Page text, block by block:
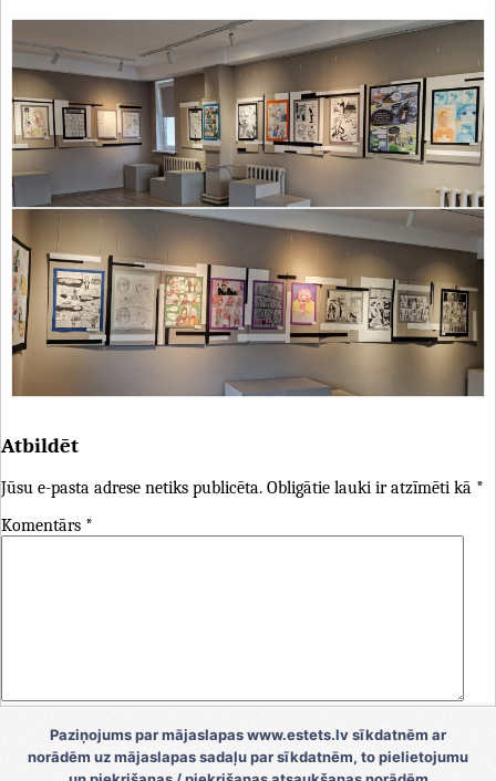
Atbildēt
Jūsu e-pasta adrese netiks publicēta. Obligātie lauki ir atzīmēti kā *
Komentārs *
*Paziņojums par mājaslapas www.estets.lv sīkdatnēm ar
norādēm uz mājaslapas sadaļu par sīkdatnēm, to pielietojumu